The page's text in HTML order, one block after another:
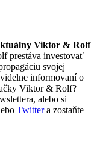
Viktor & Rolf
prestáva investovať
svojej
informovaní o
Viktor & Rolf?
alebo si
Twittera zostaňte